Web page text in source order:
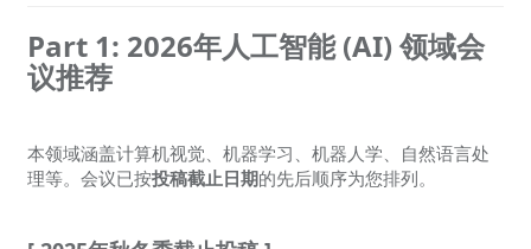
Part 1: 2026年人工智能 (AI) 领域会
议推荐
本领域涵盖计算机视觉、机器学习、机器人学、自然语言处
理等。会议已按投稿截止日期的先后顺序为您排列。